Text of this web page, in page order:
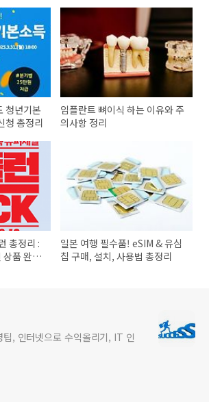
청년기본
청 총정리
임플란트 뼈이식 하는 이유와 주
의사항 정리
총정리 :
상품 완벽
일본 여행 필수품! eSIM & 유심
칩 구매, 설치, 사용법 총정리
, 인터넷으로 수익올리기, IT 인